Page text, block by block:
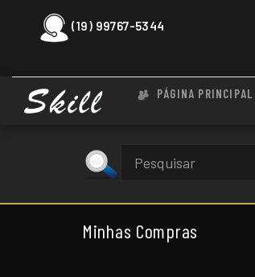
(19) 99767-5344
PÁGINA PRINCIPAL
Minhas Compras